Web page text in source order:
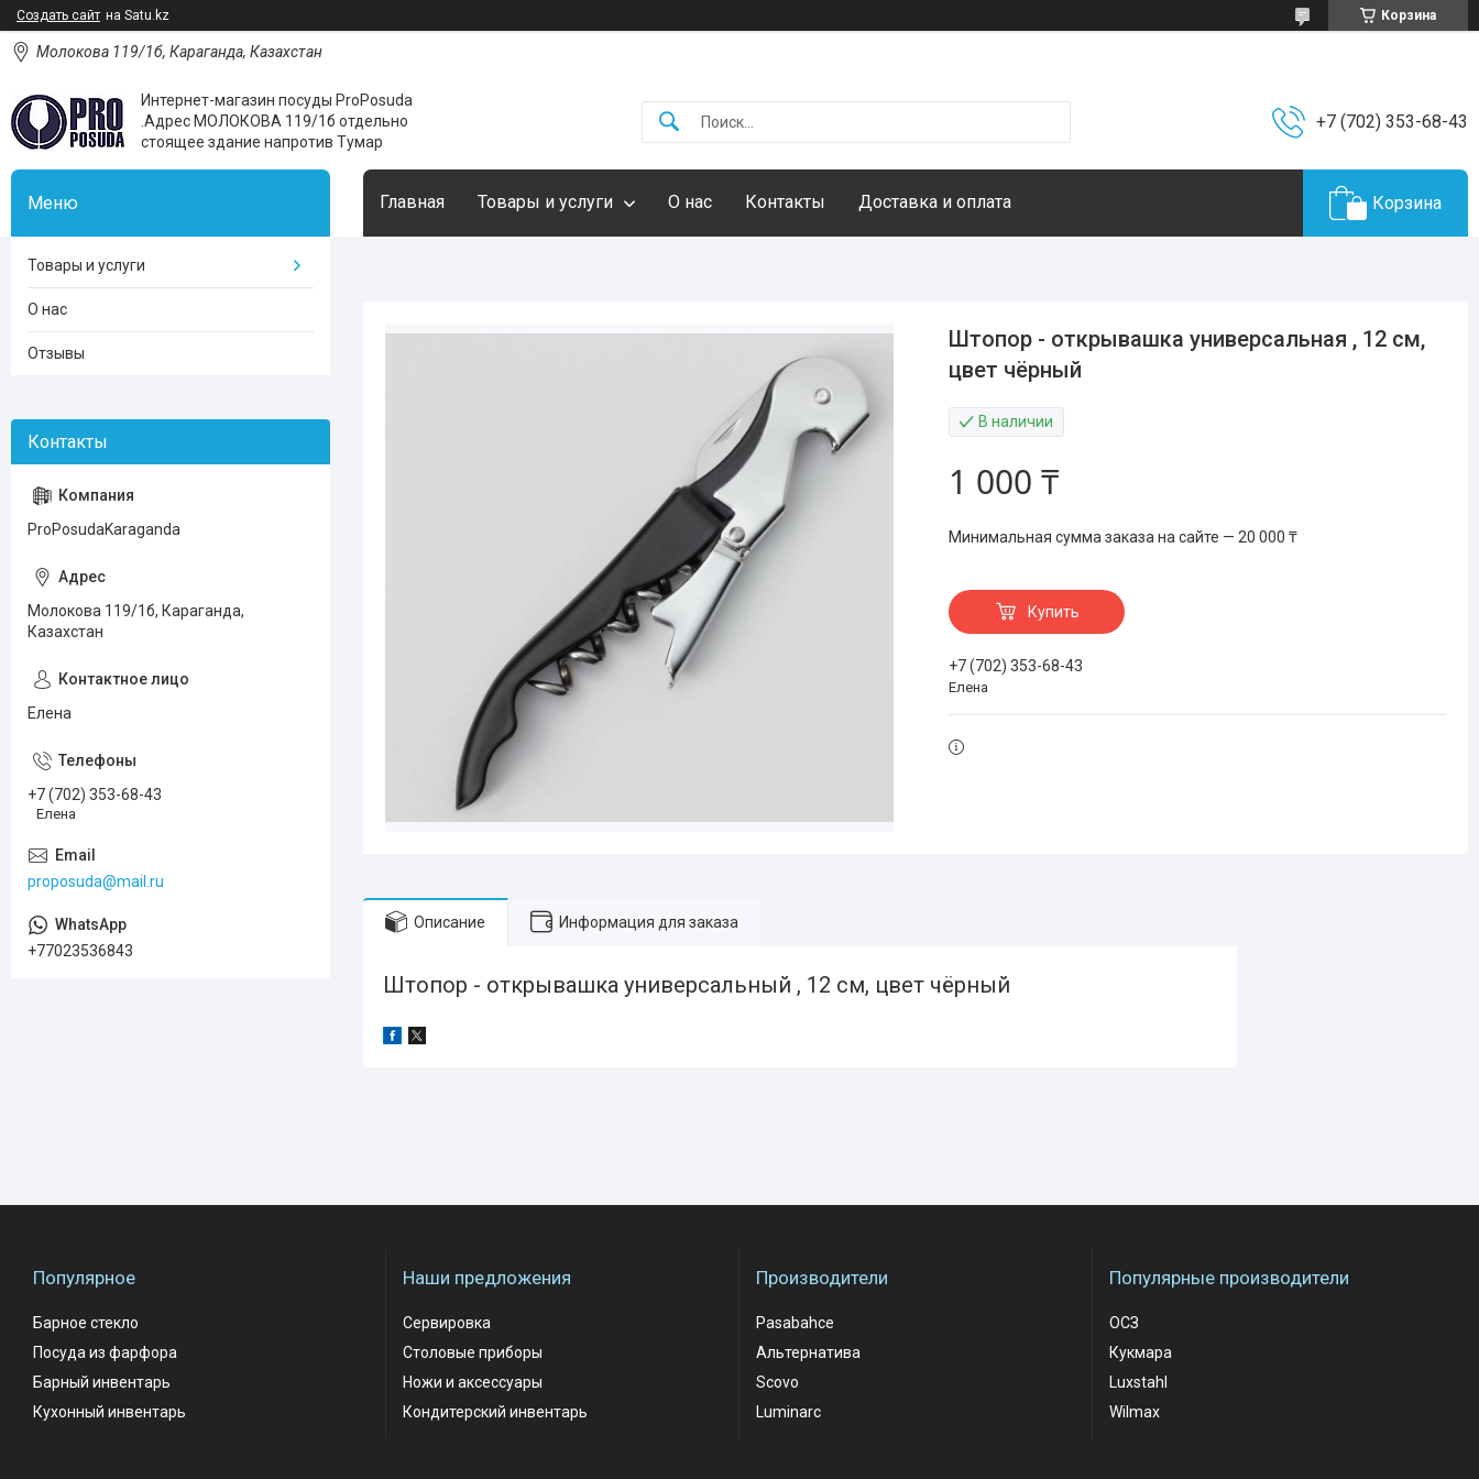
Создать сайт на Satu.kz Корзина
Молокова 119/1б, Караганда, Казахстан
Интернет-магазин посуды ProPosuda
.Адрес МОЛОКОВА 119/1б отдельно
стоящее здание напротив Тумар
+7 (702) 353-68-43
Главная Товары и услуги О нас Контакты Доставка и оплата Корзина
Штопор - открывашка универсальная , 12 см,
цвет чёрный
В наличии
1 000 ₸
Минимальная сумма заказа на сайте — 20 000 ₸
Купить
+7 (702) 353-68-43
Елена
Описание Информация для заказа
Штопор - открывашка универсальный , 12 см, цвет чёрный
Товары и услуги
О нас
Отзывы
ProPosudaKaraganda
Молокова 119/1б, Караганда,
Казахстан
Елена
+7 (702) 353-68-43
Елена
proposuda@mail.ru
+77023536843
Популярное
Барное стекло
Посуда из фарфора
Барный инвентарь
Кухонный инвентарь
Наши предложения
Сервировка
Столовые приборы
Ножи и аксессуары
Кондитерский инвентарь
Производители
Pasabahce
Альтернатива
Scovo
Luminarc
Популярные производители
ОСЗ
Кукмара
Luxstahl
Wilmax